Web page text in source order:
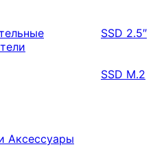
SSD 2.5″
SSD M.2
Аксессуары